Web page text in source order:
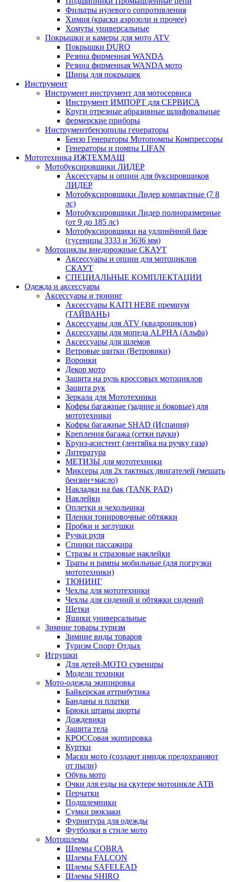
Фильтры нулевого сопротивления
Химия (краски аэрозоли и прочее)
Хомуты универсальные
Покрышки и камеры для мото ATV
Покрышки DURO
Резина фирменная WANDA
Резина фирменная WANDA мото
Шипы для покрышек
Инструмент
Инструмент инструмент для мотосервиса
Инструмент ИМПОРТ для СЕРВИСА
Круги отрезные абразивные шлифовальные
фермерские приборы
Инструментбензопилы генераторы
Бензо Генераторы Мотопомпы Компрессоры
Генераторы и помпы LIFAN
Мототехника ИЖТЕХМАШ
Мотобуксировщики ЛИДЕР
Аксессуары и опции для буксировщиков
ЛИДЕР
Мотобуксировщики Лидер компактные (7 8
лс)
Мотобуксировщики Лидер полноразмерные
(от 9 до 185 лс)
Мотобуксировщики на удлинённой базе
(гусеницы 3333 и 3636 мм)
Мотоциклы внедорожные СКАУТ
Аксессуары и опции для мотоциклов
СКАУТ
СПЕЦИАЛЬНЫЕ КОМПЛЕКТАЦИИ
Одежда и аксессуары
Аксессуары и тюнинг
Аксессуары KAITI HEBE премиум
(ТАЙВАНЬ)
Аксессуары для ATV (квадроциклов)
Аксессуары для мопеда ALPHA (Альфа)
Аксессуары для шлемов
Ветровые щитки (Ветровики)
Воронки
Декор мото
Защита на руль кроссовых мотоциклов
Защита рук
Зеркала для Мототехники
Кофры багажные (задние и боковые) для
мототехники
Кофры багажные SHAD (Испания)
Крепления багажа (сетки пауки)
Круиз-асистент (лентяйка на ручку газа)
Литература
МЕТИЗЫ для мототехники
Миксеры для 2х тактных двигателей (мешать
бензин+масло)
Накладки на бак (TANK PAD)
Наклейки
Оплетки и чехольчики
Пленки тонировочные обтяжки
Пробки и заглушки
Ручки руля
Спинки пассажира
Стразы и стразовые наклейки
Трапы и рампы мобильные (для погрузки
мототехники)
ТЮНИНГ
Чехлы для мототехники
Чехлы для сидений и обтяжки сидений
Щетки
Ящики универсальные
Зимние товары туризм
Зимние виды товаров
Туризм Спорт Отдых
Игрушки
Для детей-МОТО сувениры
Модели техники
Мото-одежда экипировка
Байкерская аттрибутика
Банданы и платки
Брюки штаны шорты
Дождевики
Защита тела
КРОССовая экипировка
Куртки
Маски мото (создают имидж предохраняют
от пыли)
Обувь мото
Очки для езды на скутере мотоцикле АТВ
Перчатки
Подшлемники
Сумки рюкзаки
Фурнитура для одежды
Футболки в стиле мото
Мотошлемы
Шлемы COBRA
Шлемы FALCON
Шлемы SAFELEAD
Шлемы SHIRO